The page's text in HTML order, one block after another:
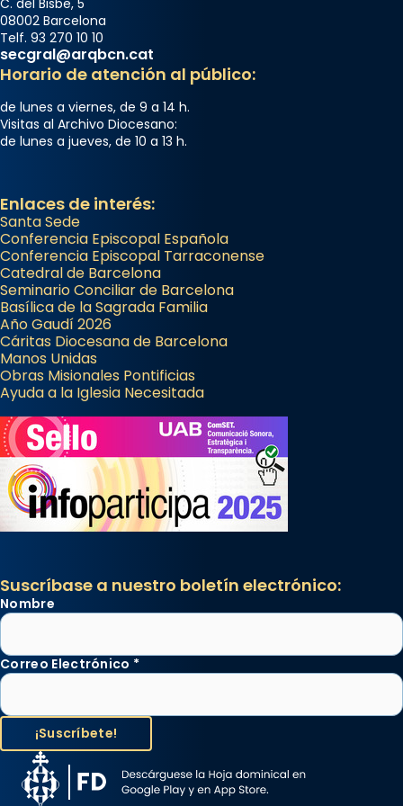
C. del Bisbe, 5
08002 Barcelona
Telf. 93 270 10 10
secgral@arqbcn.cat
Horario de atención al público:
de lunes a viernes, de 9 a 14 h.
Visitas al Archivo Diocesano:
de lunes a jueves, de 10 a 13 h.
Enlaces de interés:
Santa Sede
Conferencia Episcopal Española
Conferencia Episcopal Tarraconense
Catedral de Barcelona
Seminario Conciliar de Barcelona
Basílica de la Sagrada Familia
Año Gaudí 2026
Cáritas Diocesana de Barcelona
Manos Unidas
Obras Misionales Pontificias
Ayuda a la Iglesia Necesitada
Suscríbase a nuestro boletín electrónico:
Nombre
Correo Electrónico *